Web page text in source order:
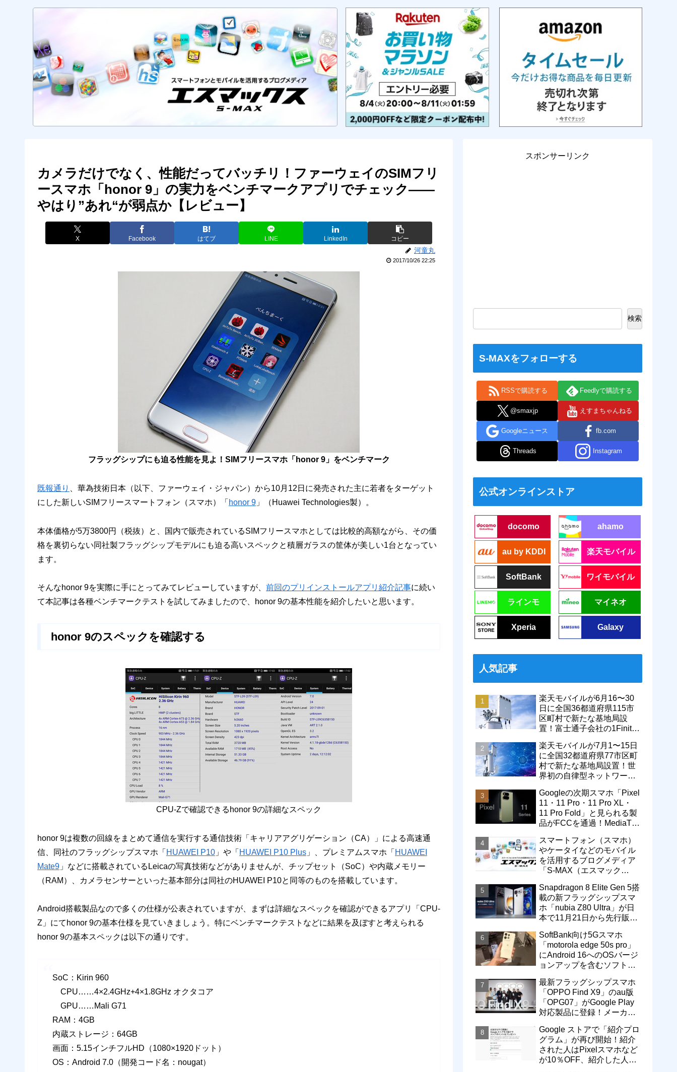
カメラだけでなく、性能だってバッチリ！ファーウェイのSIMフリ
ースマホ「honor 9」の実力をベンチマークアプリでチェック――
やはり”あれ“が弱点か【レビュー】
X Facebook はてブ LINE LinkedIn コピー
河童丸
2017/10/26 22:25
フラッグシップにも迫る性能を見よ！SIMフリースマホ「honor 9」をベンチマーク
既報通り
、華為技術日本（以下、ファーウェイ・ジャパン）から10月12日に発売された主に若者をターゲット
にした新しいSIMフリースマートフォン（スマホ）「 honor 9 」（Huawei Technologies製）。
本体価格が5万3800円（税抜）と、国内で販売されているSIMフリースマホとしては比較的高額ながら、その価
格を裏切らない同社製フラッグシップモデルにも迫る高いスペックと積層ガラスの筐体が美しい1台となってい
ます。
そんなhonor 9を実際に手にとってみてレビューしていますが、 前回のプリインストールアプリ紹介記事に続い
て本記事は各種ベンチマークテストを試してみましたので、honor 9の基本性能を紹介したいと思います。
honor 9のスペックを確認する
CPU-Zで確認できるhonor 9の詳細なスペック
honor 9は複数の回線をまとめて通信を実行する通信技術「キャリアアグリゲーション（CA）」による高速通
信、同社のフラッグシップスマホ「 HUAWEI P10 」や「 HUAWEI P10 Plus 」、プレミアムスマホ「 HUAWEI
Mate9 」などに搭載されているLeicaの写真技術などがありませんが、チップセット（SoC）や内蔵メモリー
（RAM）、カメラセンサーといった基本部分は同社のHUAWEI P10と同等のものを搭載しています。
Android搭載製品なので多くの仕様が公表されていますが、まずは詳細なスペックを確認ができるアプリ「CPU-
Z」にてhonor 9の基本仕様を見ていきましょう。特にベンチマークテストなどに結果を及ぼすと考えられる
honor 9の基本スペックは以下の通りです。
SoC：Kirin 960
CPU……4×2.4GHz+4×1.8GHz オクタコア
GPU……Mali G71
RAM：4GB
内蔵ストレージ：64GB
画面：5.15インチフルHD（1080×1920ドット）
OS：Android 7.0（開発コード名：nougat）
スポンサーリンク
検索
S-MAXをフォローする
RSSで購読する Feedlyで購読する
@smaxjp えすまちゃんねる
Googleニュース fb.com
Threads Instagram
公式オンラインストア
docomo ahamo
au by KDDI 楽天モバイル
SoftBank ワイモバイル
ラインモ マイネオ
Xperia Galaxy
人気記事
楽天モバイルが6月16〜30
日に全国36都道府県115市
区町村で新たな基地局設
置！富士通子会社の1Finity
エリアが拡大
楽天モバイルが7月1〜15日
に全国32都道府県77市区町
村で新たな基地局設置！世
界初の自律型ネットワーク
通信品質も改善
Googleの次期スマホ「Pixel
11・11 Pro・11 Pro XL・
11 Pro Fold」と見られる製
品がFCCを通過！MediaTek
スマートフォン（スマホ）
やケータイなどのモバイル
を活用するブログメディア
「S-MAX（エスマック
Snapdragon 8 Elite Gen 5搭
載の新フラッグシップスマ
ホ「nubia Z80 Ultra」が日
本で11月21日から先行販
SoftBank向け5Gスマホ
「motorola edge 50s pro」
にAndroid 16へのOSバージ
ョンアップを含むソフトウ
最新フラッグシップスマホ
「OPPO Find X9」のau版
「OPG07」がGoogle Play
対応製品に登録！メーカー
売へ
Google ストアで「紹介プロ
グラム」が再び開始！紹介
された人はPixelスマホなど
が10％OFF、紹介した人は